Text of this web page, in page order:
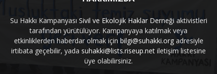
Su Hakkı Kampanyası Sivil ve Ekolojik Haklar Derneği aktivistleri
tarafından yürütülüyor. Kampanyaya katılmak veya
etkinliklerden haberdar olmak için bilgi@suhakki.orgadresiyle
irtibata geçebilir, yada suhakki@lists.riseup.net iletişim listesine
üye olabilirsiniz.